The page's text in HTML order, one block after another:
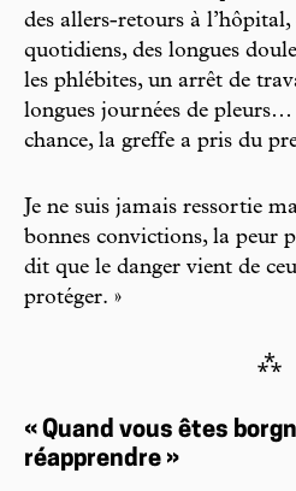
des allers-retours à
quotidiens, des longues
les phlébites, un arrêt de
longues journées de pleurs…
chance, la greffe a pris du
Je ne suis jamais ressortie
bonnes convictions, la peur
dit que le danger vient de
protéger. »
⁂
« Quand vous êtes
réapprendre »